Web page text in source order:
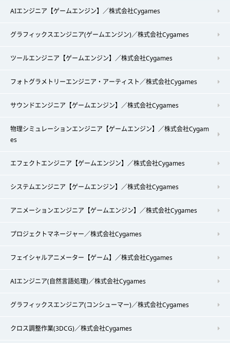
AIエンジニア【ゲームエンジン】／株式会社Cygames
グラフィックスエンジニア(ゲームエンジン)／株式会社Cygames
ツールエンジニア【ゲームエンジン】／株式会社Cygames
フォトグラメトリーエンジニア・アーティスト／株式会社Cygames
サウンドエンジニア【ゲームエンジン】／株式会社Cygames
物理シミュレーションエンジニア【ゲームエンジン】／株式会社Cygam
es
エフェクトエンジニア【ゲームエンジン】／株式会社Cygames
システムエンジニア【ゲームエンジン】／株式会社Cygames
アニメーションエンジニア【ゲームエンジン】／株式会社Cygames
プロジェクトマネージャー／株式会社Cygames
フェイシャルアニメーター【ゲーム】／株式会社Cygames
AIエンジニア(自然言語処理)／株式会社Cygames
グラフィックスエンジニア(コンシューマー)／株式会社Cygames
クロス調整作業(3DCG)／株式会社Cygames